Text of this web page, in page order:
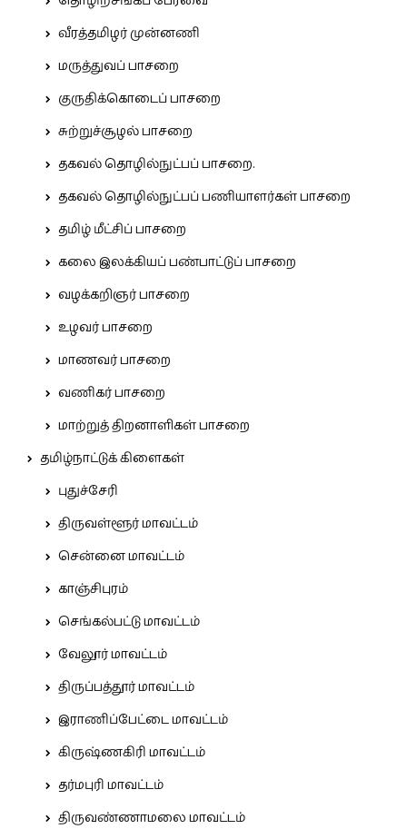
வீரத்தமிழர் முன்னணி
மருத்துவப் பாசறை
குருதிக்கொடைப் பாசறை
சுற்றுச்சூழல் பாசறை
தகவல் தொழில்நுட்பப் பாசறை.
தகவல் தொழில்நுட்பப் பணியாளர்கள் பாசறை
தமிழ் மீட்சிப் பாசறை
கலை இலக்கியப் பண்பாட்டுப் பாசறை
வழக்கறிஞர் பாசறை
உழவர் பாசறை
மாணவர் பாசறை
வணிகர் பாசறை
மாற்றுத் திறனாளிகள் பாசறை
தமிழ்நாட்டுக் கிளைகள்
புதுச்சேரி
திருவள்ளூர் மாவட்டம்
சென்னை மாவட்டம்
காஞ்சிபுரம்
செங்கல்பட்டு மாவட்டம்
வேலூர் மாவட்டம்
திருப்பத்தூர் மாவட்டம்
இராணிப்பேட்டை மாவட்டம்
கிருஷ்ணகிரி மாவட்டம்
தர்மபுரி மாவட்டம்
திருவண்ணாமலை மாவட்டம்